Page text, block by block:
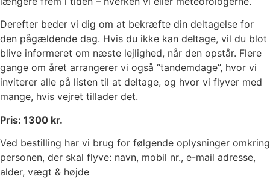
Derefter beder vi dig om at bekræfte din deltagelse for
den pågældende dag. Hvis du ikke kan deltage, vil du blot
blive informeret om næste lejlighed, når den opstår. Flere
gange om året arrangerer vi også “tandemdage”, hvor vi
inviterer alle på listen til at deltage, og hvor vi flyver med
mange, hvis vejret tillader det.
Pris: 1300 kr.
Ved bestilling har vi brug for følgende oplysninger omkring
personen, der skal flyve: navn, mobil nr., e-mail adresse,
alder, vægt & højde